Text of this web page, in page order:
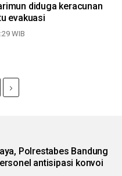
diduga keracunan
evakuasi
WIB
Polrestabes Bandung
antisipasi konvoi